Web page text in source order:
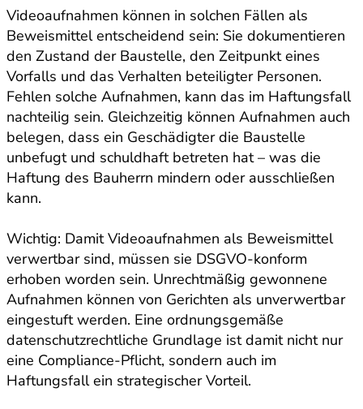
Videoaufnahmen können in solchen Fällen als
Beweismittel entscheidend sein: Sie dokumentieren
den Zustand der Baustelle, den Zeitpunkt eines
Vorfalls und das Verhalten beteiligter Personen.
Fehlen solche Aufnahmen, kann das im Haftungsfall
nachteilig sein. Gleichzeitig können Aufnahmen auch
belegen, dass ein Geschädigter die Baustelle
unbefugt und schuldhaft betreten hat – was die
Haftung des Bauherrn mindern oder ausschließen
kann.
Wichtig: Damit Videoaufnahmen als Beweismittel
verwertbar sind, müssen sie DSGVO-konform
erhoben worden sein. Unrechtmäßig gewonnene
Aufnahmen können von Gerichten als unverwertbar
eingestuft werden. Eine ordnungsgemäße
datenschutzrechtliche Grundlage ist damit nicht nur
eine Compliance-Pflicht, sondern auch im
Haftungsfall ein strategischer Vorteil.